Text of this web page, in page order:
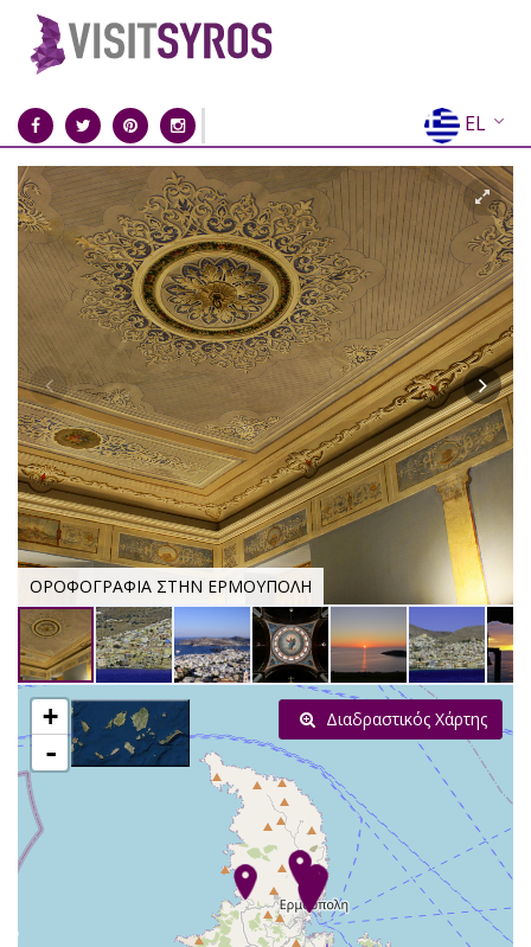
EL
EN
FR
DE
IT
ES
RU
CN
ΟΡΟΦΟΓΡΑΦΙΑ ΣΤΗΝ ΕΡΜΟΥΠΟΛΗ
+
-
Διαδραστικός Χάρτης